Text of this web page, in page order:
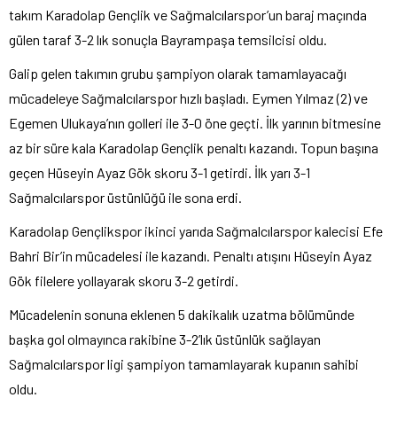
takım Karadolap Gençlik ve Sağmalcılarspor’un baraj maçında
gülen taraf 3-2 lık sonuçla Bayrampaşa temsilcisi oldu.
Galip gelen takımın grubu şampiyon olarak tamamlayacağı
mücadeleye Sağmalcılarspor hızlı başladı. Eymen Yılmaz (2) ve
Egemen Ulukaya’nın golleri ile 3-0 öne geçti. İlk yarının bitmesine
az bir süre kala Karadolap Gençlik penaltı kazandı. Topun başına
geçen Hüseyin Ayaz Gök skoru 3-1 getirdi. İlk yarı 3-1
Sağmalcılarspor üstünlüğü ile sona erdi.
Karadolap Gençlikspor ikinci yarıda Sağmalcılarspor kalecisi Efe
Bahri Bir’in mücadelesi ile kazandı. Penaltı atışını Hüseyin Ayaz
Gök filelere yollayarak skoru 3-2 getirdi.
Mücadelenin sonuna eklenen 5 dakikalık uzatma bölümünde
başka gol olmayınca rakibine 3-2’lık üstünlük sağlayan
Sağmalcılarspor ligi şampiyon tamamlayarak kupanın sahibi
oldu.